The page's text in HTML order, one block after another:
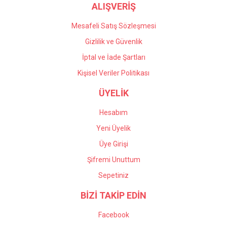
ALIŞVERİŞ
Mesafeli Satış Sözleşmesi
Gizlilik ve Güvenlik
İptal ve İade Şartları
Kişisel Veriler Politikası
ÜYELİK
Hesabım
Yeni Üyelik
Üye Girişi
Şifremi Unuttum
Sepetiniz
BİZİ TAKİP EDİN
Facebook